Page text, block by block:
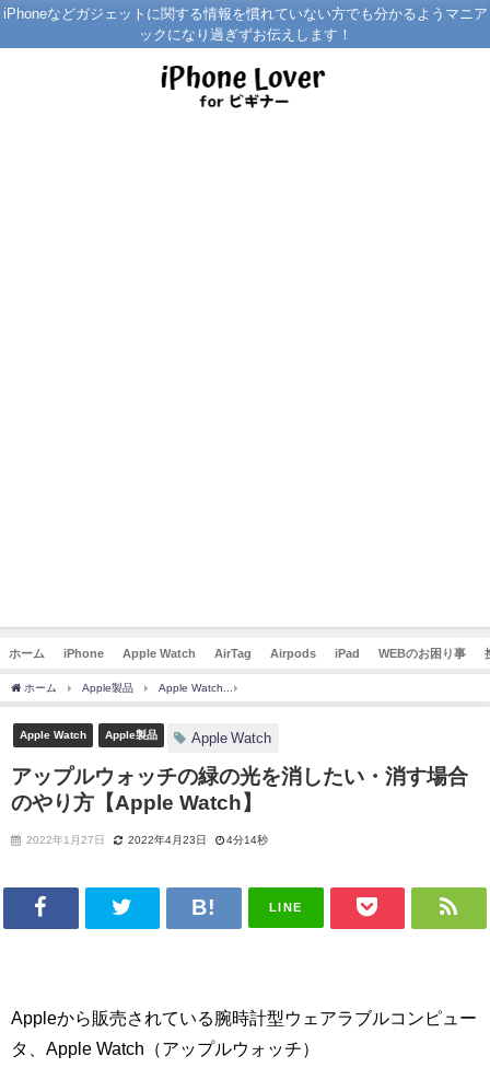
iPhoneなどガジェットに関する情報を慣れていない方でも分かるようマニア
ックになり過ぎずお伝えします！
ホーム iPhone Apple Watch AirTag Airpods iPad WEBのお困り事
ホーム Apple製品 Apple Watch
Apple Watch Apple製品 Apple Watch
アップルウォッチの緑の光を消したい・消す場合
のやり方【Apple Watch】
2022年1月27日 2022年4月23日 4分14秒
LINE
Appleから販売されている腕時計型ウェアラブルコンピュー
タ、 Apple Watch（アップルウォッチ）